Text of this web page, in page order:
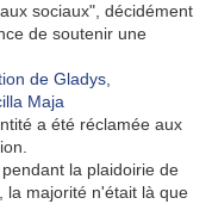
sociaux", décidément
de soutenir une
a été réclamée aux
la plaidoirie de
la majorité n'était là que